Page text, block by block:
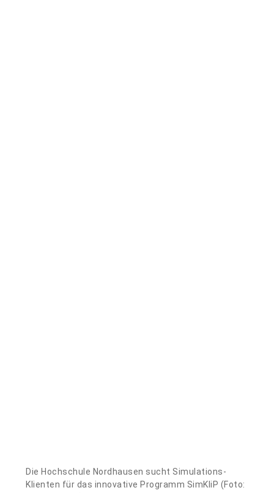
Die Hochschule Nordhausen sucht Simulations-
Klienten für das innovative Programm SimKliP (Foto: